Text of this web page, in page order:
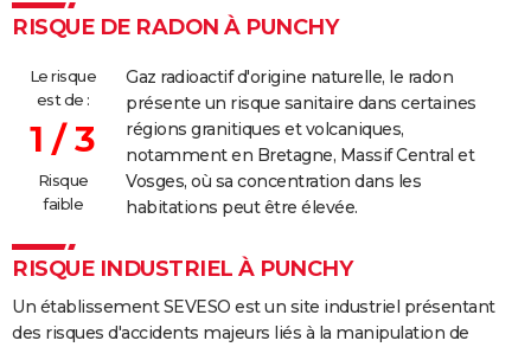
RISQUE DE RADON À PUNCHY
Le risque
est de :
1 / 3
Risque
faible
Gaz radioactif d'origine naturelle, le radon
présente un risque sanitaire dans certaines
régions granitiques et volcaniques,
notamment en Bretagne, Massif Central et
Vosges, où sa concentration dans les
habitations peut être élevée.
RISQUE INDUSTRIEL À PUNCHY
Un établissement SEVESO est un site industriel présentant
des risques d'accidents majeurs liés à la manipulation de